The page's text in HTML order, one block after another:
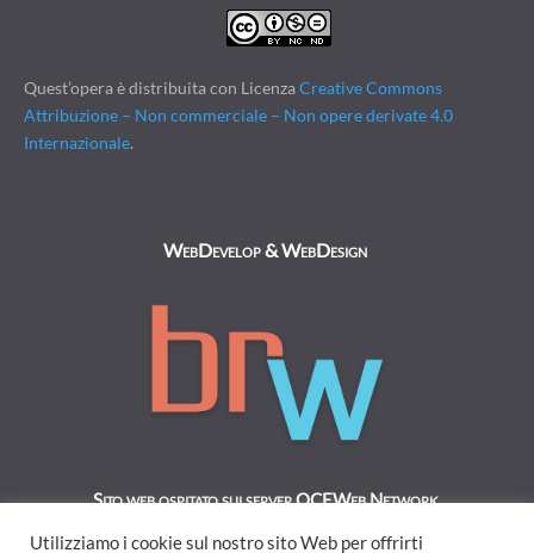
Quest’opera è distribuita con LicenzaCreative Commons
Attribuzione – Non commerciale – Non opere derivate 4.0
Internazionale.
WebDevelop & WebDesign
Sito web ospitato sui server OCEWeb Network.
Utilizziamo i cookie sul nostro sito Web per offrirti